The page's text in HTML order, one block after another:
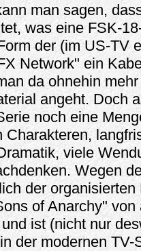
man sagen,
was eine FSK-
der (im US-TV
Network" ein
da ohnehin
angeht. Doch
noch eine
Charakteren,
viele
Wegen
der
of Anarchy"
ist (nicht nur
der modernen TV-